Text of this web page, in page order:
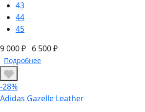
43
44
45
9 000 ₽ 6 500 ₽
Подробнее
-28%
Adidas Gazelle Leather